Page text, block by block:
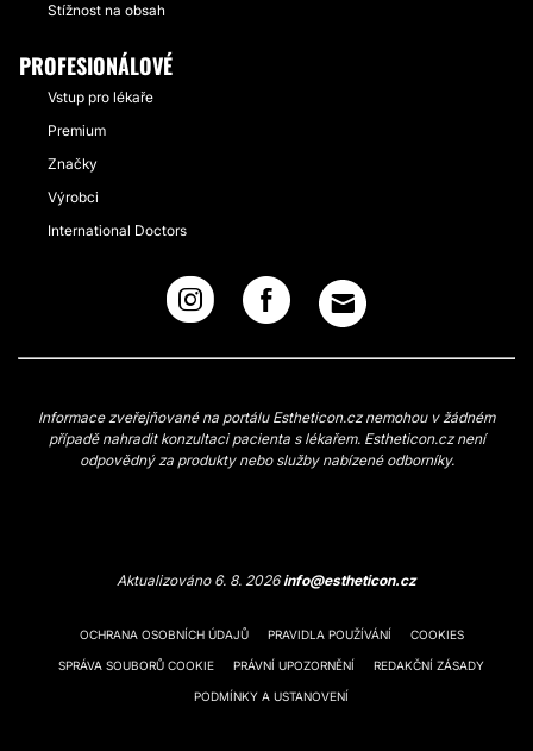
Stížnost na obsah
PROFESIONÁLOVÉ
Vstup pro lékaře
Premium
Značky
Výrobci
International Doctors
Informace zveřejňované na portálu Estheticon.cz nemohou v žádném
případě nahradit konzultaci pacienta s lékařem. Estheticon.cz není
odpovědný za produkty nebo služby nabízené odborníky.
Aktualizováno 6. 8. 2026info@estheticon.cz
OCHRANA OSOBNÍCH ÚDAJŮ PRAVIDLA POUŽÍVÁNÍ COOKIES
SPRÁVA SOUBORŮ COOKIE PRÁVNÍ UPOZORNĚNÍ REDAKČNÍ ZÁSADY
PODMÍNKY A USTANOVENÍ